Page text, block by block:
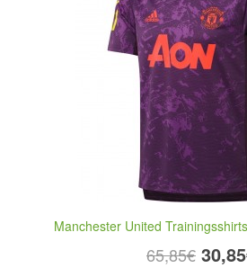
Manchester United
65,85€